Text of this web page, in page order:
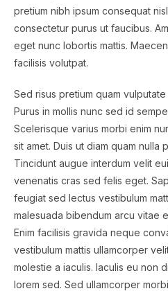
pretium nibh ipsum consequat
consectetur purus ut faucibus.
eget nunc lobortis mattis.
facilisis volutpat.
Sed risus pretium quam
Purus in mollis nunc sed id
Scelerisque varius morbi enim
sit amet. Duis ut diam quam nulla
Tincidunt augue interdum velit
venenatis cras sed felis eget.
feugiat sed lectus vestibulum
malesuada bibendum arcu vitae
Enim facilisis gravida neque
vestibulum mattis ullamcorper
molestie a iaculis. Iaculis eu non
lorem sed. Sed ullamcorper